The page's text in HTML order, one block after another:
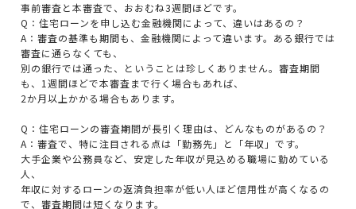
事前審査と本審査で、おおむね3週間ほどです。
Q：住宅ローンを申し込む金融機関によって、違いはあるの？
A：審査の基準も期間も、金融機関によって違います。ある銀行では
審査に通らなくても、
別の銀行では通った、ということは珍しくありません。審査期間
も、1週間ほどで本審査まで行く場合もあれば、
2か月以上かかる場合もあります。
Q：住宅ローンの審査期間が長引く理由は、どんなものがあるの？
A：審査で、特に注目される点は「勤務先」と「年収」です。
大手企業や公務員など、安定した年収が見込める職場に勤めている
人、
年収に対するローンの返済負担率が低い人ほど信用性が高くなるの
で、審査期間は短くなります。